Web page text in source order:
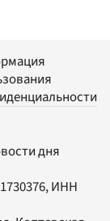
дня
ИНН